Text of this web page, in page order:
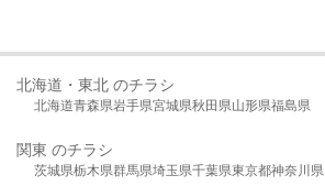
北海道・東北 のチラシ
北海道青森県岩手県宮城県秋田県山形県福島県
関東 のチラシ
茨城県栃木県群馬県埼玉県千葉県東京都神奈川県